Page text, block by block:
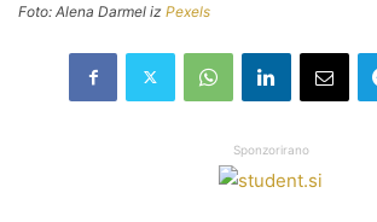
Foto: Alena Darmel iz Pexels
Sponzorirano